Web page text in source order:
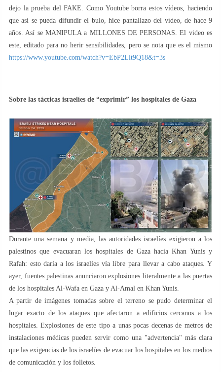
dejo la prueba del FAKE. Como Youtube borra estos vídeos, haciendo
que así se pueda difundir el bulo, hice pantallazo del vídeo, de hace 9
años. Así se MANIPULA a MILLONES DE PERSONAS. El video es
este, editado para no herir sensibilidades, pero se nota que es el mismo
https://www.youtube.com/watch?v=EbP2Llt9Q18&t=3s
Sobre las tácticas israelíes de “exprimir” los hospitales de Gaza
Durante una semana y media, las autoridades israelíes exigieron a los
palestinos que evacuaran los hospitales de Gaza hacia Khan Yunis y
Rafah: esto daría a los israelíes vía libre para llevar a cabo ataques. Y
ayer, fuentes palestinas anunciaron explosiones literalmente a las puertas
de los hospitales Al-Wafa en Gaza y Al-Amal en Khan Yunis.
A partir de imágenes tomadas sobre el terreno se pudo determinar el
lugar exacto de los ataques que afectaron a edificios cercanos a los
hospitales. Explosiones de este tipo a unas pocas decenas de metros de
instalaciones médicas pueden servir como una "advertencia" más clara
que las exigencias de los israelíes de evacuar los hospitales en los medios
de comunicación y los folletos.